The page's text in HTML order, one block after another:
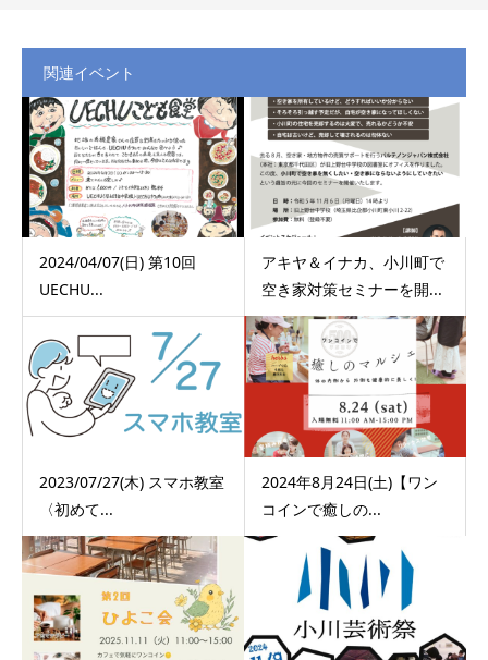
関連イベント
2024/04/07(日) 第10回
UECHU...
アキヤ＆イナカ、小川町で
空き家対策セミナーを開...
2023/07/27(木) スマホ教室
〈初めて...
2024年8月24日(土)【ワン
コインで癒しの...